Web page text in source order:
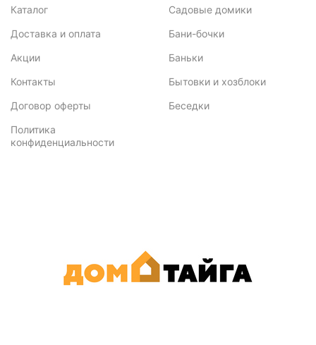
Каталог
Доставка и оплата
Акции
Контакты
Договор оферты
Политика
конфиденциальности
Садовые домики
Бани-бочки
Баньки
Бытовки и хозблоки
Беседки